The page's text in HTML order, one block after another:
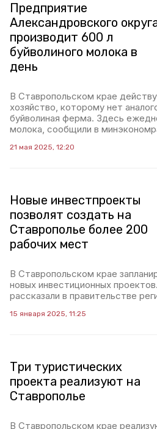
Предприятие
Александровского
производит 600 л
буйволиного молока в
день
В Ставропольском крае
хозяйство, которому нет
буйволиная ферма. Здесь
молока, сообщили в
21 мая 2025, 12:20
Новые инвестпроекты
позволят создать на
Ставрополье более 200
рабочих мест
В Ставропольском крае
новых инвестиционных
рассказали в правительстве
15 января 2025, 11:25
Три туристических
проекта реализуют на
Ставрополье
В Ставропольском крае